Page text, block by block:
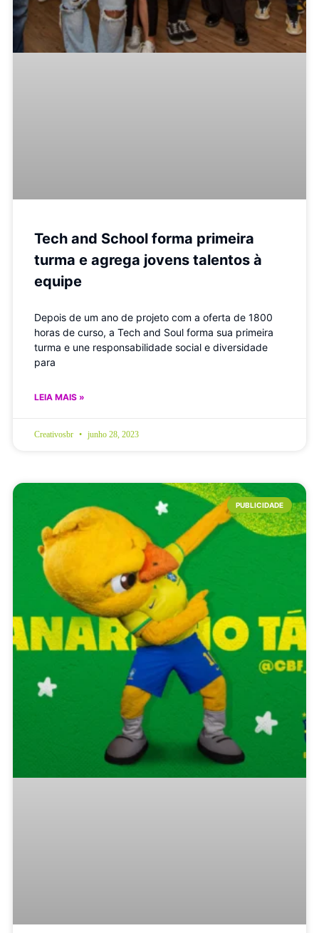
Tech and School forma primeira
turma e agrega jovens talentos à
equipe
Depois de um ano de projeto com a oferta de 1800
horas de curso, a Tech and Soul forma sua primeira
turma e une responsabilidade social e diversidade
para
LEIA MAIS »
Creativosbr junho 28, 2023
PUBLICIDADE